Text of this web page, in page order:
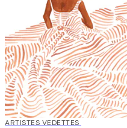
40%*
ARTISTES VEDETTES